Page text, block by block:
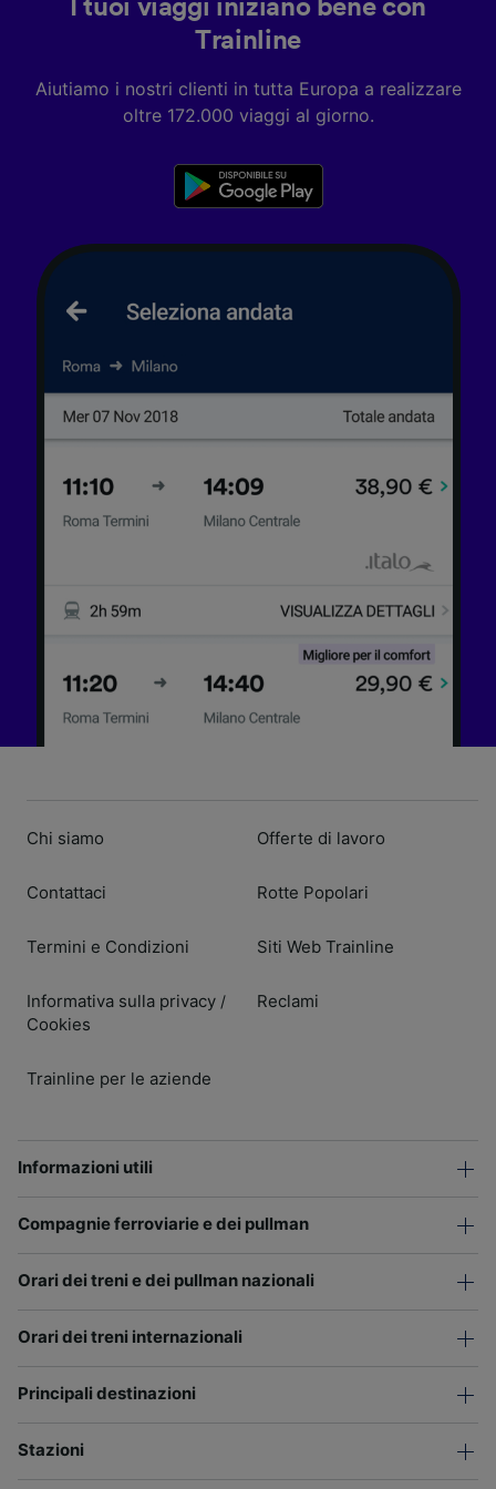
I tuoi viaggi iniziano bene con
Trainline
Aiutiamo i nostri clienti in tutta Europa a realizzare
oltre 172.000 viaggi al giorno.
Chi siamo
Contattaci
Termini e Condizioni
Informativa sulla privacy /
Cookies
Trainline per le aziende
Offerte di lavoro
Rotte Popolari
Siti Web Trainline
Reclami
Informazioni utili
Compagnie ferroviarie e dei pullman
Orari dei treni e dei pullman nazionali
Orari dei treni internazionali
Principali destinazioni
Stazioni